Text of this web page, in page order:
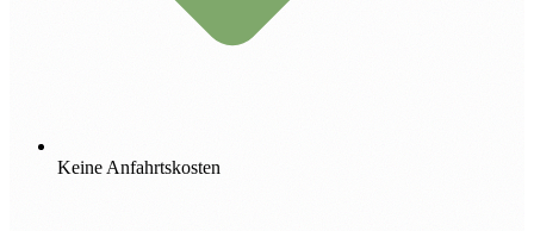
Keine Anfahrtskosten